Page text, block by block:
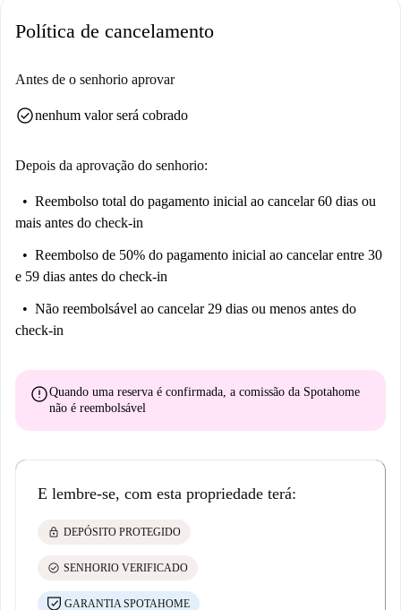
pontos turísticos notáveis como Šventosios Kotrynos bažnyčia, o Centro
localização central perfeita para explorar as atrações culturais e históricas
Política de cancelamento
Antes de o senhorio aprovar
check_circlenenhum valor será cobrado
Depois da aprovação do senhorio:
Reembolso total do pagamento inicial ao cancelar 60 dias ou
mais antes do check-in
Reembolso de 50% do pagamento inicial ao cancelar entre 30
e 59 dias antes do check-in
Não reembolsável ao cancelar 29 dias ou menos antes do
check-in
errorQuando uma reserva é confirmada, a comissão da Spotahome
não é reembolsável
E lembre-se, com esta propriedade terá:
lock DEPÓSITO PROTEGIDO
check_circle SENHORIO VERIFICADO
GARANTIA SPOTAHOME